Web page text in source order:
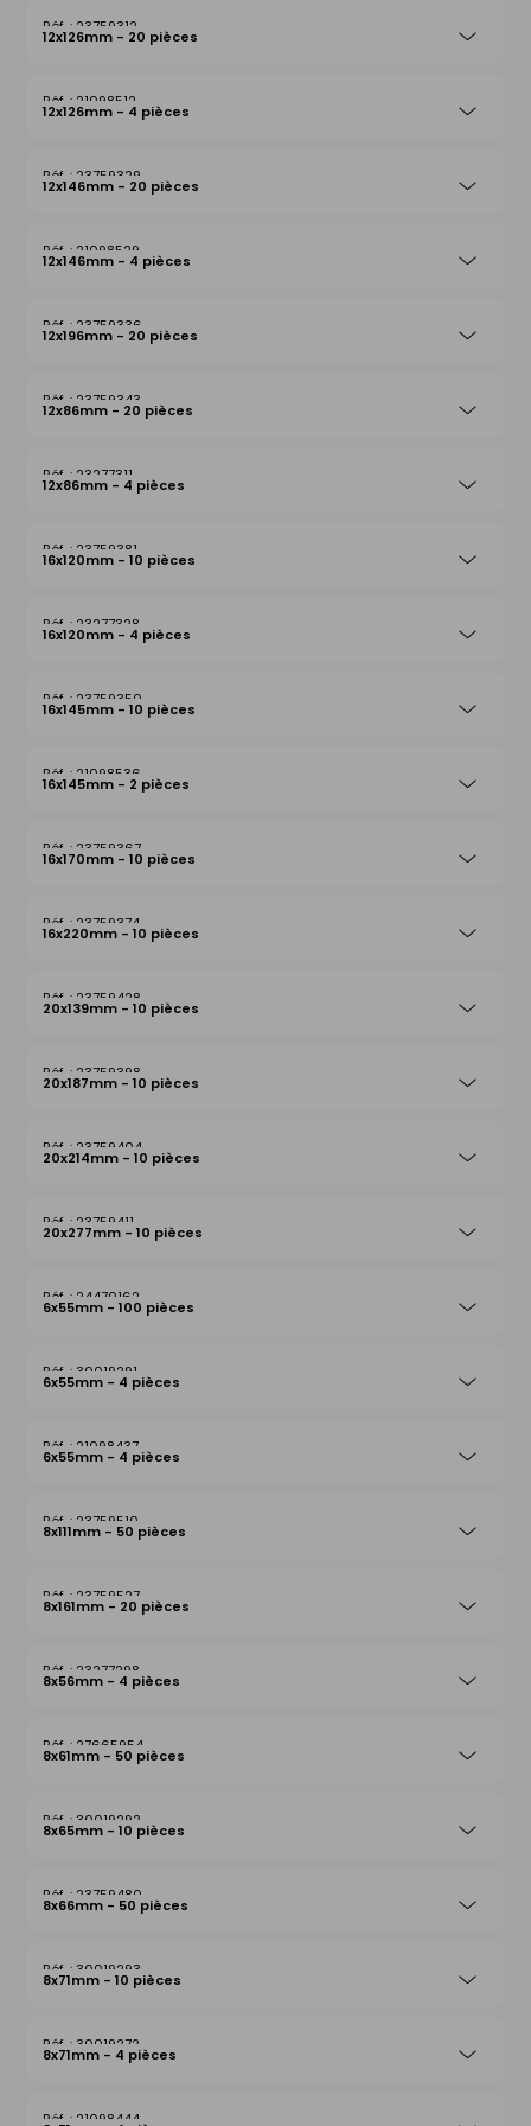
23759312
12x126mm - 20 pièces
21098512
12x126mm - 4 pièces
23759329
12x146mm - 20 pièces
21098529
12x146mm - 4 pièces
23759336
12x196mm - 20 pièces
23759343
12x86mm - 20 pièces
23277311
12x86mm - 4 pièces
23759381
16x120mm - 10 pièces
23277328
16x120mm - 4 pièces
23759350
16x145mm - 10 pièces
21098536
16x145mm - 2 pièces
23759367
16x170mm - 10 pièces
23759374
16x220mm - 10 pièces
23759428
20x139mm - 10 pièces
23759398
20x187mm - 10 pièces
23759404
20x214mm - 10 pièces
23759411
20x277mm - 10 pièces
24470162
6x55mm - 100 pièces
30019291
6x55mm - 4 pièces
21098437
6x55mm - 4 pièces
23759510
8x111mm - 50 pièces
23759527
8x161mm - 20 pièces
23277298
8x56mm - 4 pièces
27665954
8x61mm - 50 pièces
30019292
8x65mm - 10 pièces
23759480
8x66mm - 50 pièces
30019293
8x71mm - 10 pièces
30019272
8x71mm - 4 pièces
21098444